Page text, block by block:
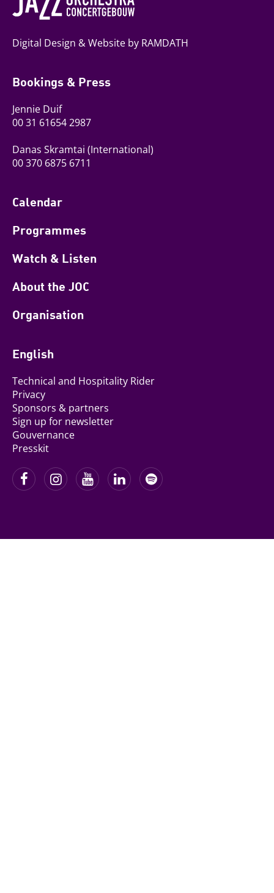
Digital Design & Website by RAMDATH
Bookings & Press
Jennie Duif
00 31 61654 2987
Danas Skramtai (International)
00 370 6875 6711
Calendar
Programmes
Watch & Listen
About the JOC
Organisation
English
Technical and Hospitality Rider
Privacy
Sponsors & partners
Sign up for newsletter
Gouvernance
Presskit